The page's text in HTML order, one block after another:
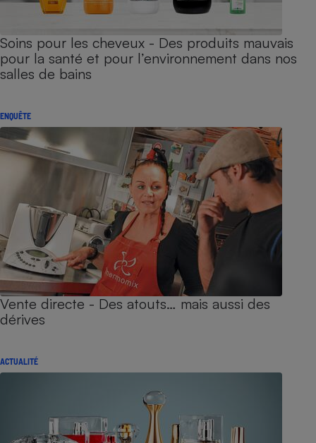
Soins pour les cheveux - Des produits mauvais
pour la santé et pour l’environnement dans nos
salles de bains
ENQUÊTE
Vente directe - Des atouts… mais aussi des
dérives
ACTUALITÉ